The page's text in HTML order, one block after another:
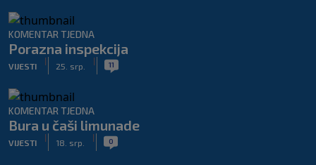
KOMENTAR TJEDNA
Porazna inspekcija
VIJESTI
|
25. srp.
| 11
KOMENTAR TJEDNA
Bura u čaši limunade
VIJESTI
|
18. srp.
| 0